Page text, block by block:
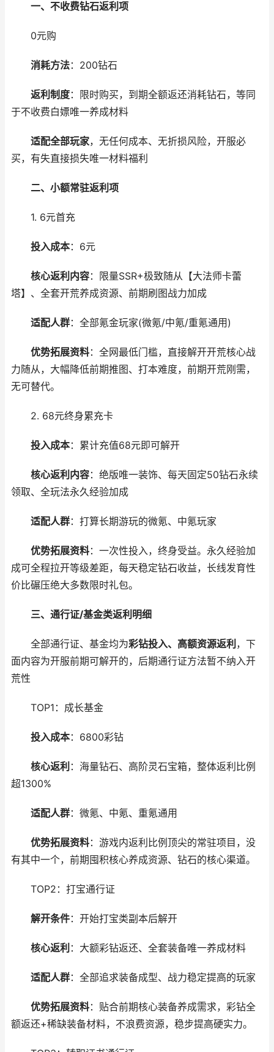
一、不收费钻石返利项
0元购
消耗方法：200钻石
返利制度：限时购买，到期全额返还消耗钻石，等同
于不收费白嫖唯一养成材料
适配全部玩家，无任何成本、无折损风险，开服必
买，有失直接损失唯一材料福利
二、小额常驻返利项
1. 6元首充
投入成本：6元
核心返利内容：限量SSR+极致随从【大法师卡蕾
塔】、全套开荒养成资源、前期刷图战力加成
适配人群：全部氪金玩家(微氪/中氪/重氪通用)
优势拓展资料：全网最低门槛，直接解开开荒核心战
力随从，大幅降低前期推图、打本难度，前期开荒刚需，
无可替代。
2. 68元终身累充卡
投入成本：累计充值68元即可解开
核心返利内容：绝版唯一装饰、每天固定50钻石永续
领取、全玩法永久经验加成
适配人群：打算长期游玩的微氪、中氪玩家
优势拓展资料：一次性投入，终身受益。永久经验加
成可全程拉开等级差距，每天稳定钻石收益，长线发育性
价比碾压绝大多数限时礼包。
三、通行证/基金类返利明细
全部通行证、基金均为彩钻投入、高额资源返利 ，下
面内容为开服前期可解开的，后期通行证方法暂不纳入开
荒性
TOP1：成长基金
投入成本：6800彩钻
核心返利 ：海量钻石、高阶灵石宝箱，整体返利比例
超1300%
适配人群：微氪、中氪、重氪通用
优势拓展资料：游戏内返利比例顶尖的常驻项目，没
有其中一个，前期囤积核心养成资源、钻石的核心渠道。
TOP2：打宝通行证
解开条件：开始打宝类副本后解开
核心返利 ：大额彩钻返还、全套装备唯一养成材料
适配人群：全部追求装备成型、战力稳定提高的玩家
优势拓展资料：贴合前期核心装备养成需求，彩钻全
额返还+稀缺装备材料，不浪费资源，稳步提高硬实力。